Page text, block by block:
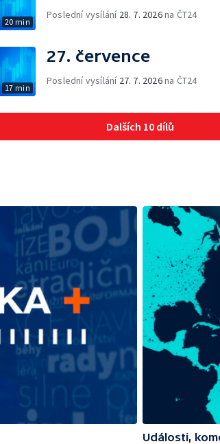
20 min
Poslední vysílání 28. 7. 2026na ČT24
17 min
27. července
Poslední vysílání 27. 7. 2026na ČT24
Dalších 10 dílů
Události,